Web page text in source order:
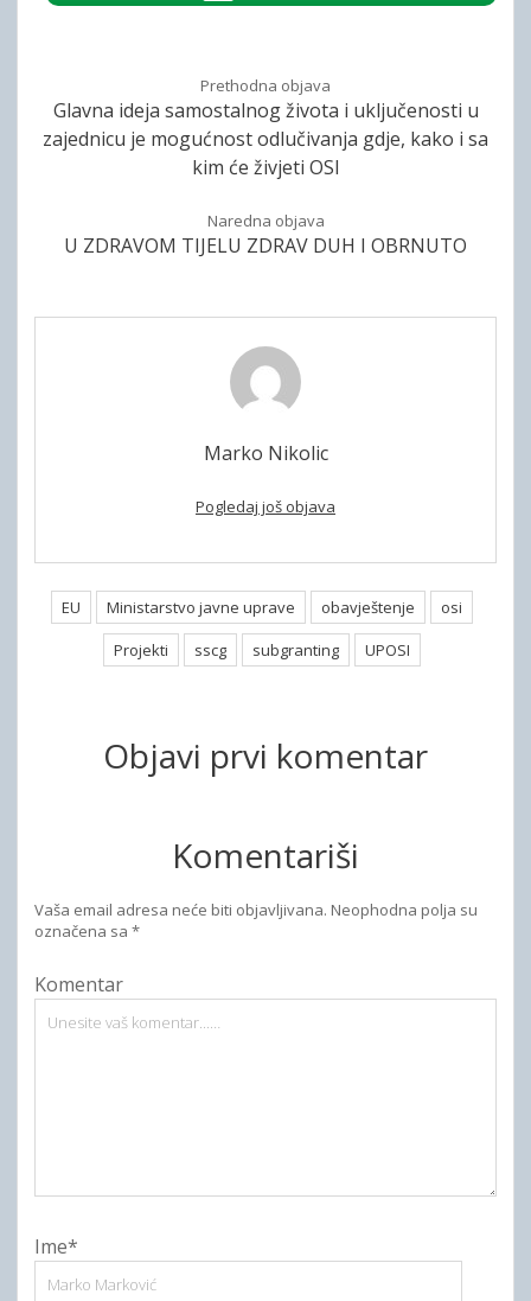
Prethodna objava
Glavna ideja samostalnog života i uključenosti u
zajednicu je mogućnost odlučivanja gdje, kako i sa
kim će živjeti OSI
Naredna objava
U ZDRAVOM TIJELU ZDRAV DUH I OBRNUTO
Marko Nikolic
Pogledaj još objava
EU Ministarstvo javne uprave obavještenje
osi
Projekti
sscg subgranting UPOSI
Objavi prvi komentar
Komentariši
Vaša email adresa neće biti objavljivana. Neophodna polja su
označena sa *
Komentar
Ime*